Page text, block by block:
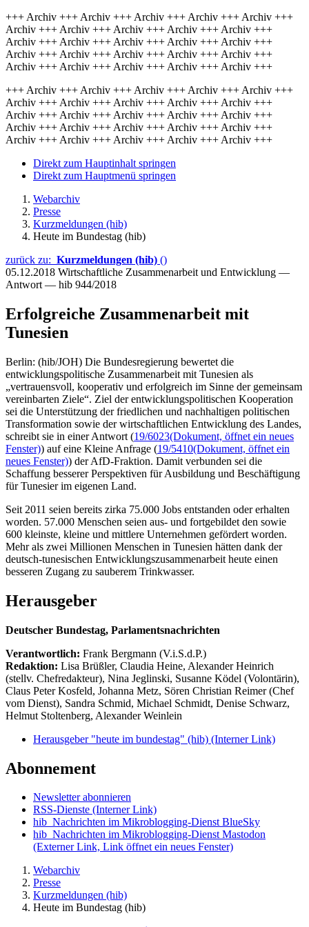
+++ Archiv +++ Archiv +++ Archiv +++ Archiv +++ Archiv +++
Archiv +++ Archiv +++ Archiv +++ Archiv +++ Archiv +++
Archiv +++ Archiv +++ Archiv +++ Archiv +++ Archiv +++
Archiv +++ Archiv +++ Archiv +++ Archiv +++ Archiv +++
Archiv +++ Archiv +++ Archiv +++ Archiv +++ Archiv +++
+++ Archiv +++ Archiv +++ Archiv +++ Archiv +++ Archiv +++
Archiv +++ Archiv +++ Archiv +++ Archiv +++ Archiv +++
Archiv +++ Archiv +++ Archiv +++ Archiv +++ Archiv +++
Archiv +++ Archiv +++ Archiv +++ Archiv +++ Archiv +++
Archiv +++ Archiv +++ Archiv +++ Archiv +++ Archiv +++
Direkt zum Hauptinhalt springen
Direkt zum Hauptmenü springen
Webarchiv
Presse
Kurzmeldungen (hib)
Heute im Bundestag (hib)
zurück zu: Kurzmeldungen (hib) ()
05.12.2018 Wirtschaftliche Zusammenarbeit und Entwicklung —
Antwort — hib 944/2018
Erfolgreiche Zusammenarbeit mit
Tunesien
Berlin: (hib/JOH) Die Bundesregierung bewertet die
entwicklungspolitische Zusammenarbeit mit Tunesien als
„vertrauensvoll, kooperativ und erfolgreich im Sinne der gemeinsam
vereinbarten Ziele“. Ziel der entwicklungspolitischen Kooperation
sei die Unterstützung der friedlichen und nachhaltigen politischen
Transformation sowie der wirtschaftlichen Entwicklung des Landes,
schreibt sie in einer Antwort (19/6023(Dokument, öffnet ein neues
Fenster)) auf eine Kleine Anfrage (19/5410(Dokument, öffnet ein
neues Fenster)) der AfD-Fraktion. Damit verbunden sei die
Schaffung besserer Perspektiven für Ausbildung und Beschäftigung
für Tunesier im eigenen Land.
Seit 2011 seien bereits zirka 75.000 Jobs entstanden oder erhalten
worden. 57.000 Menschen seien aus- und fortgebildet den sowie
600 kleinste, kleine und mittlere Unternehmen gefördert worden.
Mehr als zwei Millionen Menschen in Tunesien hätten dank der
deutsch-tunesischen Entwicklungszusammenarbeit heute einen
besseren Zugang zu sauberem Trinkwasser.
Herausgeber
Deutscher Bundestag, Parlamentsnachrichten
Verantwortlich: Frank Bergmann (V.i.S.d.P.)
Redaktion: Lisa Brüßler, Claudia Heine, Alexander Heinrich
(stellv. Chefredakteur), Nina Jeglinski, Susanne Ködel (Volontärin),
Claus Peter Kosfeld, Johanna Metz, Sören Christian Reimer (Chef
vom Dienst), Sandra Schmid, Michael Schmidt, Denise Schwarz,
Helmut Stoltenberg, Alexander Weinlein
Herausgeber "heute im bundestag" (hib) (Interner Link)
Abonnement
Newsletter abonnieren
RSS-Dienste (Interner Link)
hib_Nachrichten im Mikroblogging-Dienst BlueSky
hib_Nachrichten im Mikroblogging-Dienst Mastodon
(Externer Link, Link öffnet ein neues Fenster)
Webarchiv
Presse
Kurzmeldungen (hib)
Heute im Bundestag (hib)